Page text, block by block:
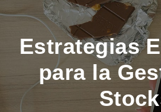
Estrategias
para la